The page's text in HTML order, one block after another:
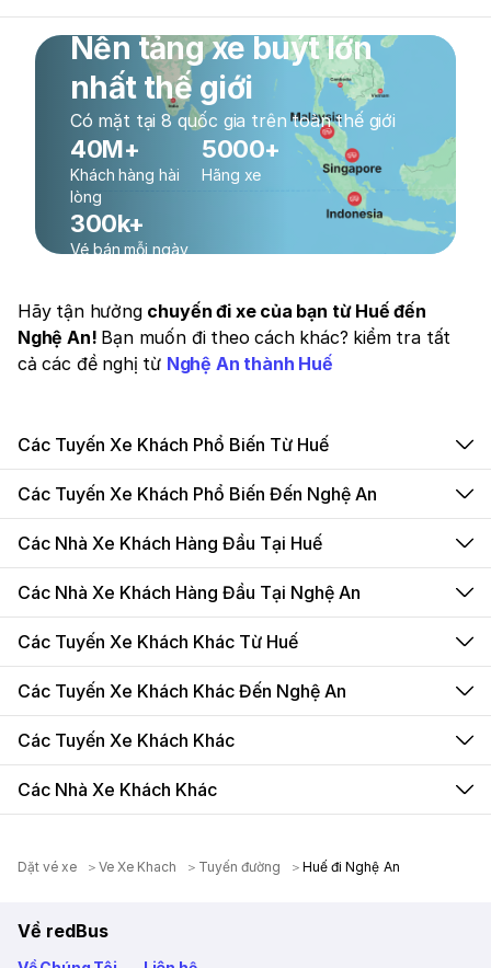
Nền tảng xe buýt lớn
nhất thế giới
Có mặt tại 8 quốc gia trên toàn thế giới
40M+
Khách hàng hài
lòng
5000+
Hãng xe
300k+
Vé bán mỗi ngày
Hãy tận hưởng chuyến đi xe của bạn từ Huế đến
Nghệ An! Bạn muốn đi theo cách khác? kiểm tra tất
cả các đề nghị từ Nghệ An thành Huế
Các Tuyến Xe Khách Phổ Biến Từ Huế
Các Tuyến Xe Khách Phổ Biến Đến Nghệ An
Các Nhà Xe Khách Hàng Đầu Tại Huế
Các Nhà Xe Khách Hàng Đầu Tại Nghệ An
Các Tuyến Xe Khách Khác Từ Huế
Các Tuyến Xe Khách Khác Đến Nghệ An
Các Tuyến Xe Khách Khác
Các Nhà Xe Khách Khác
Dặt vé xe Ve Xe Khach Tuyến đường Huế đi Nghệ An
Về redBus